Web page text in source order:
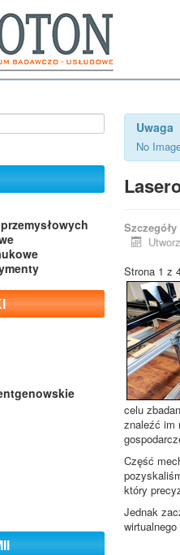
Uwaga
No
Szczegóły
Strona 1 z
celu
znaleźć im
Część
który
Jednak